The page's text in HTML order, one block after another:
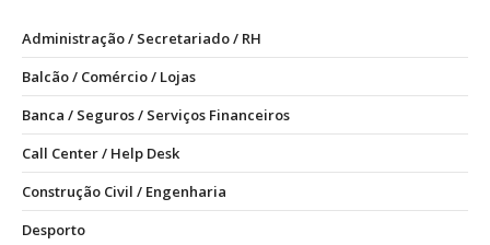
Administração / Secretariado / RH
Balcão / Comércio / Lojas
Banca / Seguros / Serviços Financeiros
Call Center / Help Desk
Construção Civil / Engenharia
Desporto